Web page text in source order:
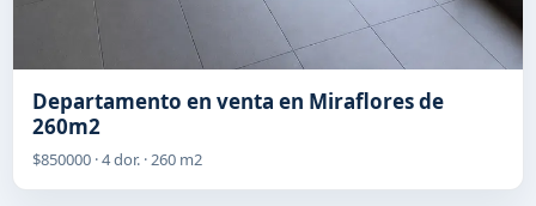
Departamento en venta en Miraflores de
260m2
$850000 · 4 dor. · 260 m2